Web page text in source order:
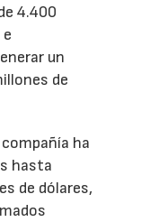
4.400
un
de
ha
hasta
de dólares,